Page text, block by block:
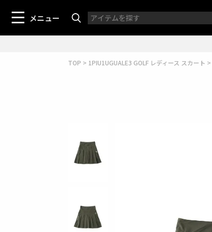
メニュー
TOP 1PIU1UGUALE3 GOLF レディース スカート